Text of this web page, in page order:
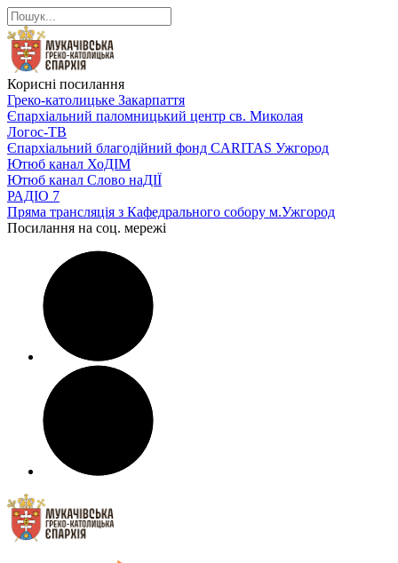
Корисні посилання
Греко-католицьке Закарпаття
Єпархіальний паломницький центр св. Миколая
Логос-ТВ
Єпархіальний благодійний фонд CARITAS Ужгород
Ютюб канал ХоДІМ
Ютюб канал Слово наДІЇ
РАДІО 7
Пряма трансляція з Кафедрального собору м.Ужгород
Посилання на соц. мережі